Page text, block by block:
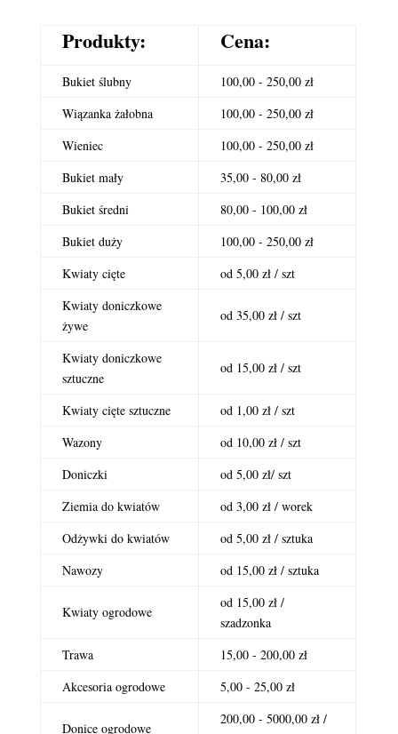
Produkty: Cena:
Bukiet ślubny
100,00 - 250,00 zł
Wiązanka żałobna
100,00 - 250,00 zł
Wieniec
100,00 - 250,00 zł
Bukiet mały
35,00 - 80,00 zł
Bukiet średni
80,00 - 100,00 zł
Bukiet duży
100,00 - 250,00 zł
Kwiaty cięte
od 5,00 zł / szt
Kwiaty doniczkowe
żywe
od 35,00 zł / szt
Kwiaty doniczkowe
sztuczne
od 15,00 zł / szt
Kwiaty cięte sztuczne
od 1,00 zł / szt
Wazony
od 10,00 zł / szt
Doniczki
od 5,00 zł/ szt
Ziemia do kwiatów
od 3,00 zł / worek
Odżywki do kwiatów
od 5,00 zł / sztuka
Nawozy
od 15,00 zł / sztuka
Kwiaty ogrodowe
od 15,00 zł /
szadzonka
Trawa
15,00 - 200,00 zł
Akcesoria ogrodowe
5,00 - 25,00 zł
Donice ogrodowe
200,00 - 5000,00 zł /